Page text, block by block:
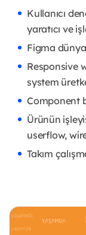
Kullanıcı
yaratıcı ve
Figma
Responsive
system
Component
Ürünün
userflow,
Takım